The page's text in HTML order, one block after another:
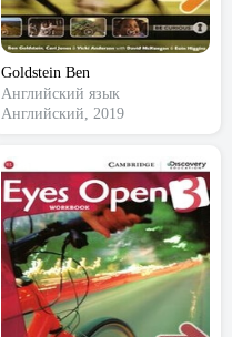
Goldstein Ben
Английский язык
Английский, 2019